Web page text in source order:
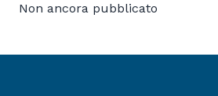
Non ancora pubblicato